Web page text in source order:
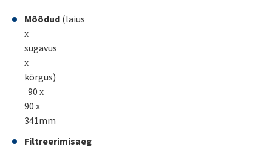
Mõõdud(laius
x
sügavus
x
kõrgus)
90 x
90 x
341mm
Filtreerimisaeg